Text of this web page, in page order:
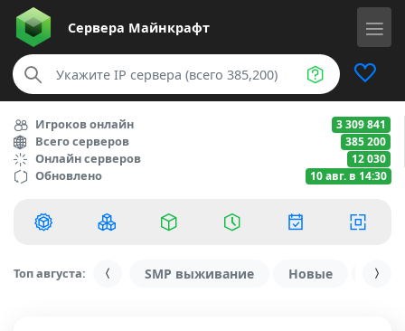
Сервера Майнкрафт
Игроков онлайн 3 309 841
Всего серверов 385 200
Онлайн серверов 12 030
Обновлено 10 авг. в 14:30
Топ августа: SMP выживание Новые С